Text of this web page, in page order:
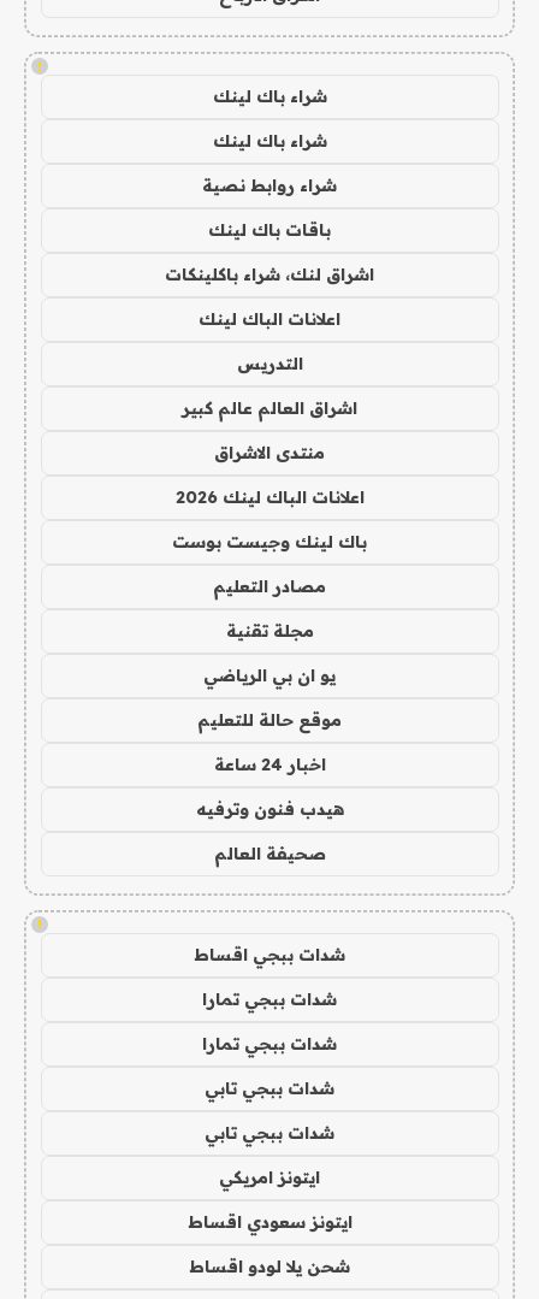
!
شراء باك لينك
شراء باك لينك
شراء روابط نصية
باقات باك لينك
اشراق لنك، شراء باكلينكات
اعلانات الباك لينك
التدريس
اشراق العالم عالم كبير
منتدى الاشراق
اعلانات الباك لينك 2026
باك لينك وجيست بوست
مصادر التعليم
مجلة تقنية
يو ان بي الرياضي
موقع حالة للتعليم
اخبار 24 ساعة
هيدب فنون وترفيه
صحيفة العالم
!
شدات ببجي اقساط
شدات ببجي تمارا
شدات ببجي تمارا
شدات ببجي تابي
شدات ببجي تابي
ايتونز امريكي
ايتونز سعودي اقساط
شحن يلا لودو اقساط